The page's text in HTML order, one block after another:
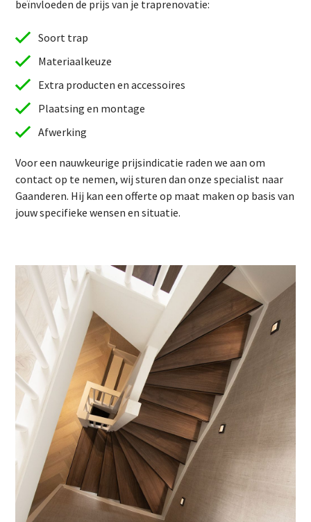
beïnvloeden de prijs van je traprenovatie:
Soort trap
Materiaalkeuze
Extra producten en accessoires
Plaatsing en montage
Afwerking
Voor een nauwkeurige prijsindicatie raden we aan om
contact op te nemen, wij sturen dan onze specialist naar
Gaanderen. Hij kan een offerte op maat maken op basis van
jouw specifieke wensen en situatie.